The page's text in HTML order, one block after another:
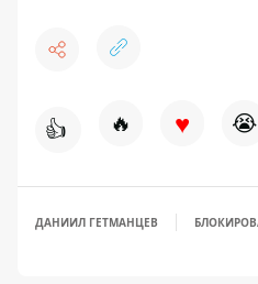
👍 🔥 ♥ 😭
ДАНИИЛ ГЕТМАНЦЕВ